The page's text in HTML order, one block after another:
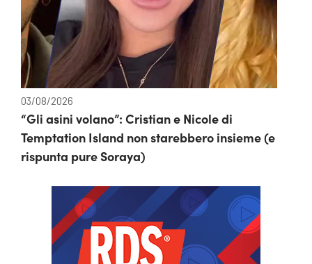
03/08/2026
“Gli asini volano”: Cristian e Nicole di
Temptation Island non starebbero insieme (e
rispunta pure Soraya)